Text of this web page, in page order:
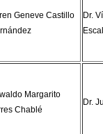
Geneve Castillo
Dr.
Margarito
Chablé
Dr.